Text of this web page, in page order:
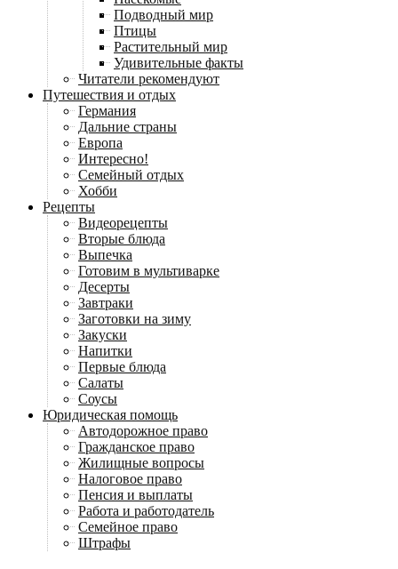
Подводный мир
Птицы
Растительный мир
Удивительные факты
Читатели рекомендуют
Путешествия и отдых
Германия
Дальние страны
Европа
Интересно!
Семейный отдых
Хобби
Рецепты
Видеорецепты
Вторые блюда
Выпечка
Готовим в мультиварке
Десерты
Завтраки
Заготовки на зиму
Закуски
Напитки
Первые блюда
Салаты
Соусы
Юридическая помощь
Автодорожное право
Гражданское право
Жилищные вопросы
Налоговое право
Пенсия и выплаты
Работа и работодатель
Семейное право
Штрафы